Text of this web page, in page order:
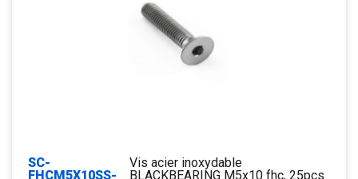
SC-
FHCM5X10SS-
Vis acier inoxydable
BLACKBEARING M5x10 fhc, 25pcs